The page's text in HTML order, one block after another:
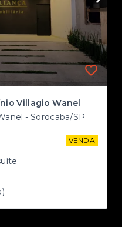
Villagio Wanel
- Sorocaba/SP
VENDA